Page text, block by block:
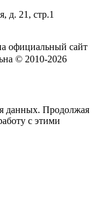
д. 21, стр.1
официальный сайт
© 2010-2026
данных. Продолжая
с этими